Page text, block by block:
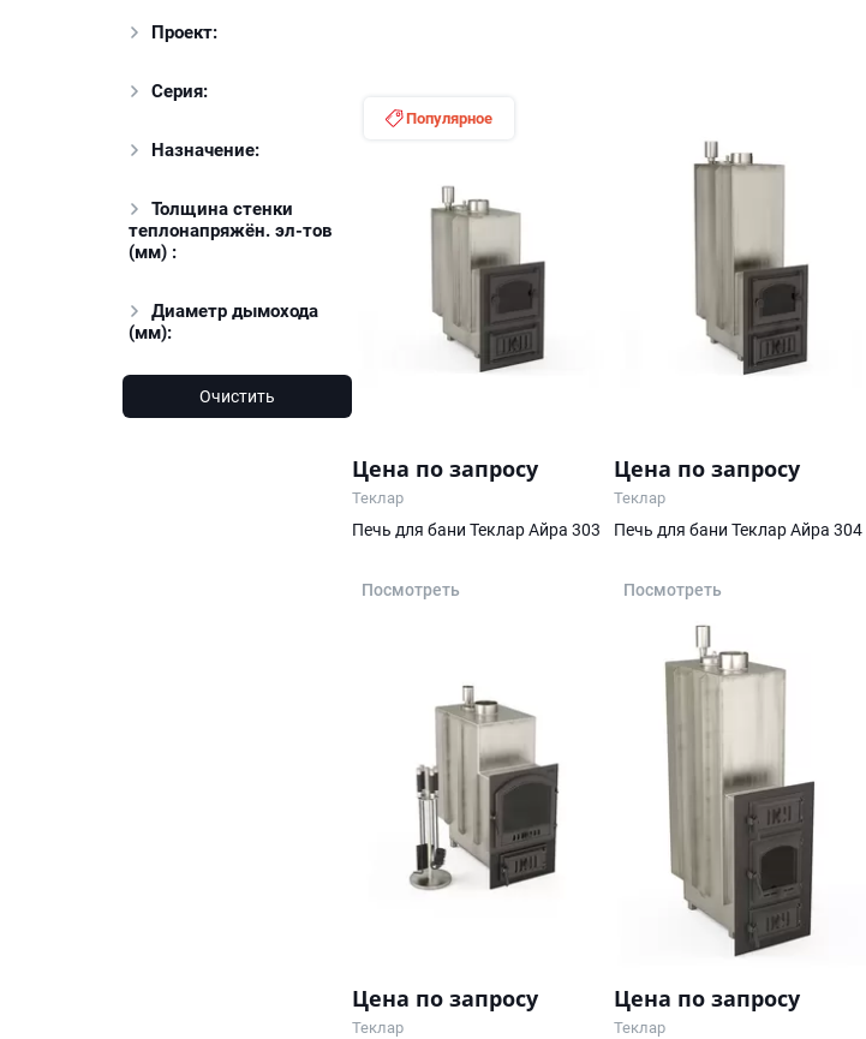
Проект:
Серия:
Назначение:
теплонапряжён. эл-тов
(мм) :
(мм):
Очистить
Популярное
Цена по запросу
Теклар
Печь для бани Теклар Айра 303
Посмотреть
Цена по запросу
Теклар
Печь для бани Теклар Айра 304
Посмотреть
Цена по запросу
Теклар
Цена по запросу
Теклар